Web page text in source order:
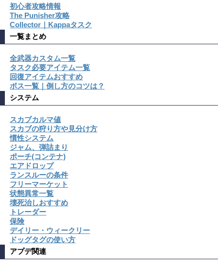
初心者攻略情報
The Punisher攻略
Collector｜Kappaタスク
一覧まとめ
全武器カスタム一覧
タスク必要アイテム一覧
回復アイテムおすすめ
ボス一覧｜倒し方のコツは？
システム
スカブカルマ値
スカブの狩り方や見分け方
慣性システム
ジャム、弾詰まり
ポーチ(コンテナ)
エアドロップ
ランスルーの条件
フリーマーケット
状態異常一覧
壊死治しおすすめ
トレーダー
保険
デイリー・ウィークリー
ドッグタグの使い方
アプデ関連